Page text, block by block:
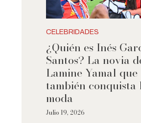
CELEBRIDADES
¿Quién es Inés
Santos? La novia
Lamine Yamal que
también conquista
moda
Julio 19, 2026